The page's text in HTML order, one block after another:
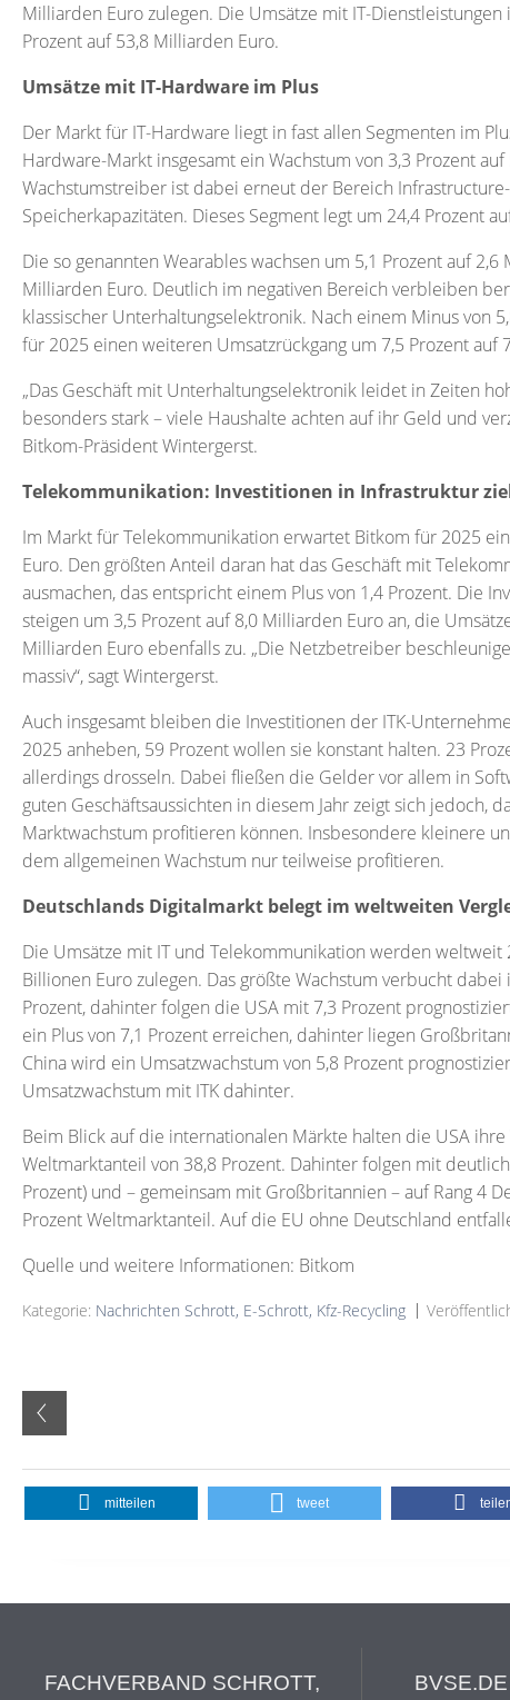
Milliarden Euro zulegen. Die Umsätze mit IT-
Prozent auf 53,8 Milliarden Euro.
Umsätze mit IT-Hardware im Plus
Der Markt für IT-Hardware liegt in fast allen Segmenten im
Hardware-Markt insgesamt ein Wachstum von 3,3 Prozent
Wachstumstreiber ist dabei erneut der Bereich
Speicherkapazitäten. Dieses Segment legt um 24,4 Prozent
Die so genannten Wearables wachsen um 5,1 Prozent auf
Milliarden Euro. Deutlich im negativen Bereich verbleiben
klassischer Unterhaltungselektronik. Nach einem Minus von
für 2025 einen weiteren Umsatzrückgang um 7,5 Prozent auf
„Das Geschäft mit Unterhaltungselektronik leidet in Zeiten
besonders stark – viele Haushalte achten auf ihr Geld und
Bitkom-Präsident Wintergerst.
Telekommunikation: Investitionen in Infrastruktur
Im Markt für Telekommunikation erwartet Bitkom für 2025
Euro. Den größten Anteil daran hat das Geschäft mit
ausmachen, das entspricht einem Plus von 1,4 Prozent. Die
steigen um 3,5 Prozent auf 8,0 Milliarden Euro an, die
Milliarden Euro ebenfalls zu. „Die Netzbetreiber
massiv“, sagt Wintergerst.
Auch insgesamt bleiben die Investitionen der ITK-
2025 anheben, 59 Prozent wollen sie konstant halten. 23
allerdings drosseln. Dabei fließen die Gelder vor allem in
guten Geschäftsaussichten in diesem Jahr zeigt sich jedoch,
Marktwachstum profitieren können. Insbesondere kleinere
dem allgemeinen Wachstum nur teilweise profitieren.
Deutschlands Digitalmarkt belegt im weltweiten
Die Umsätze mit IT und Telekommunikation werden weltweit
Billionen Euro zulegen. Das größte Wachstum verbucht
Prozent, dahinter folgen die USA mit 7,3 Prozent
ein Plus von 7,1 Prozent erreichen, dahinter liegen
China wird ein Umsatzwachstum von 5,8 Prozent
Umsatzwachstum mit ITK dahinter.
Beim Blick auf die internationalen Märkte halten die USA
Weltmarktanteil von 38,8 Prozent. Dahinter folgen mit
Prozent) und – gemeinsam mit Großbritannien – auf Rang 4
Prozent Weltmarktanteil. Auf die EU ohne Deutschland
Quelle und weitere Informationen: Bitkom
Kategorie: Nachrichten Schrott, E-Schrott, Kfz-Recycling
mitteilen tweet
FACHVERBAND SCHROTT,
BVSE.DE